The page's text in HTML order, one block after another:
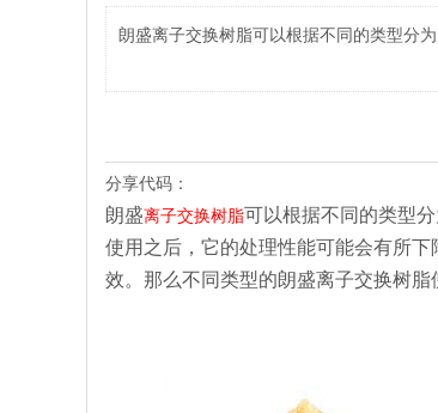
朗盛离子交换树脂可以根据不同的类型分
分享代码：
朗盛离子交换树脂可以根据不同的类型
使用之后，它的处理性能可能会有所
效。那么不同类型的朗盛离子交换树脂